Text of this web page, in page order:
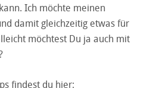
Ich möchte meinen
damit gleichzeitig etwas für
möchtest Du ja auch mit
findest du hier: